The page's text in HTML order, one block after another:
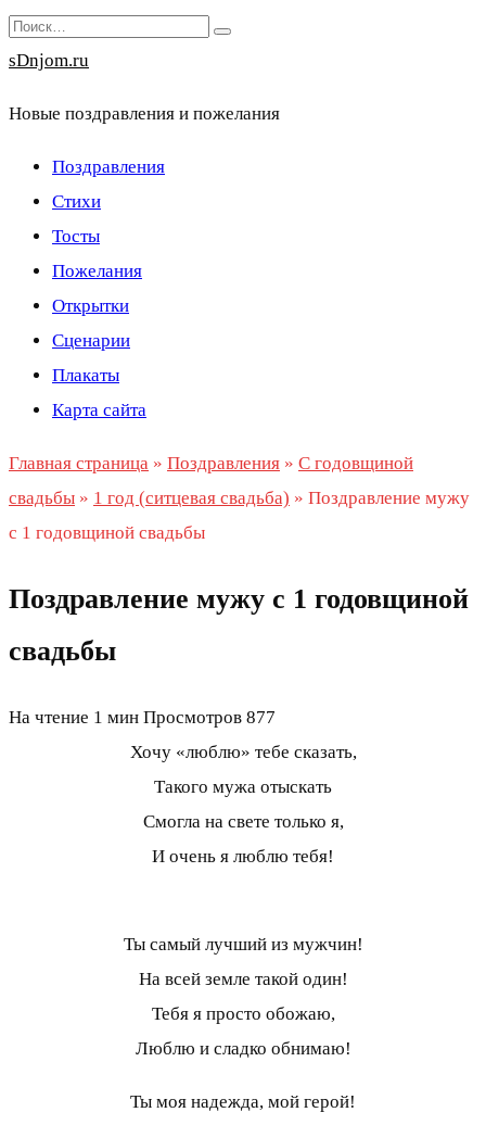
Перейти
к
Search
for:
sDnjom.ru
Новые поздравления и пожелания
Поздравления
Стихи
Тосты
Пожелания
Открытки
Сценарии
Плакаты
Карта сайта
Главная страница » Поздравления » С годовщиной
свадьбы » 1 год (ситцевая свадьба) » Поздравление мужу
с 1 годовщиной свадьбы
Поздравление мужу с 1 годовщиной
свадьбы
На чтение 1 мин Просмотров 877
Хочу «люблю» тебе сказать,
Такого мужа отыскать
Смогла на свете только я,
И очень я люблю тебя!
Ты самый лучший из мужчин!
На всей земле такой один!
Тебя я просто обожаю,
Люблю и сладко обнимаю!
Ты моя надежда, мой герой!